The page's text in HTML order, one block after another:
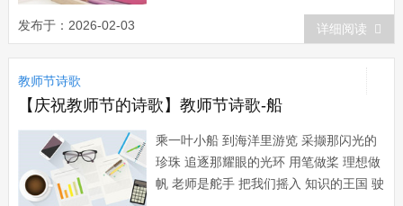
的感激。此时语言总显得苍白，贺卡总显
得轻薄，惟有这诗这歌才能表达我对老师
的崇敬。这是我献给第一个教师节的礼
物，此时的老师在我的诗情中恰似一座美
丽的桥：“小...
发布于：2026-02-03 详细阅读
教师节诗歌
【庆祝教师节的诗歌】教师节诗歌-船
乘一叶小船 到海洋里游览 采撷那闪光的
珍珠 追逐那耀眼的光环 用笔做桨 理想做
帆 老师是舵手 把我们摇入 知识的王国 驶